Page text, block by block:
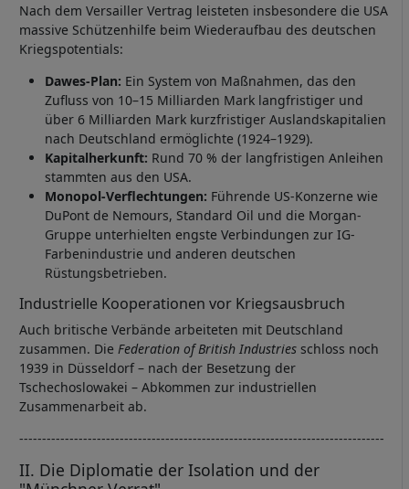
Nach dem Versailler Vertrag leisteten insbesondere die USA
massive Schützenhilfe beim Wiederaufbau des deutschen
Kriegspotentials:
Dawes-Plan: Ein System von Maßnahmen, das den
Zufluss von 10–15 Milliarden Mark langfristiger und
über 6 Milliarden Mark kurzfristiger Auslandskapitalien
nach Deutschland ermöglichte (1924–1929).
Kapitalherkunft: Rund 70 % der langfristigen Anleihen
stammten aus den USA.
Monopol-Verflechtungen: Führende US-Konzerne wie
DuPont de Nemours, Standard Oil und die Morgan-
Gruppe unterhielten engste Verbindungen zur IG-
Farbenindustrie und anderen deutschen
Rüstungsbetrieben.
Industrielle Kooperationen vor Kriegsausbruch
Auch britische Verbände arbeiteten mit Deutschland
zusammen. Die Federation of British Industries schloss noch
1939 in Düsseldorf – nach der Besetzung der
Tschechoslowakei – Abkommen zur industriellen
Zusammenarbeit ab.
--------------------------------------------------------------------------------
II. Die Diplomatie der Isolation und der